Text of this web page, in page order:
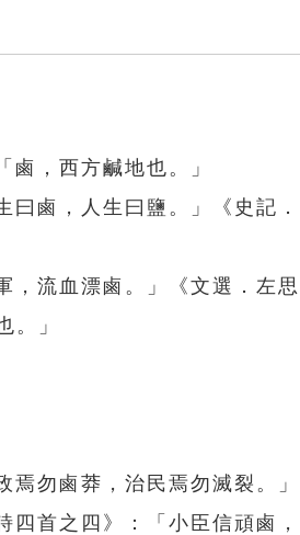
，西方鹹地也。」
曰鹵，人生曰鹽。」《史記
，流血漂鹵。」《文選．左
。」
勿鹵莽，治民焉勿滅裂。」
四首之四》：「小臣信頑鹵